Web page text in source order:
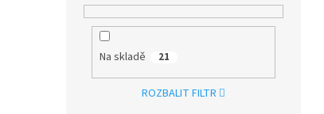
Na skladě 21
ROZBALIT FILTR